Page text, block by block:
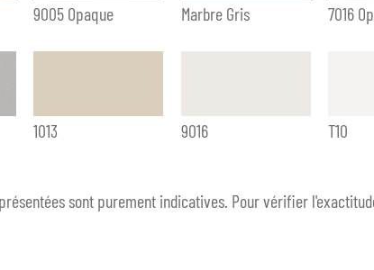
9005 Opaque Marbre Gris 7016
1013 9016 T10
sont purement indicatives. Pour vérifier